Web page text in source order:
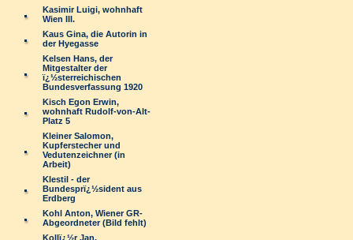
Kasimir Luigi, wohnhaft
Wien III.
Kaus Gina, die Autorin in
der Hyegasse
Kelsen Hans, der
Mitgestalter der
ï¿½sterreichischen
Bundesverfassung 1920
Kisch Egon Erwin,
wohnhaft Rudolf-von-Alt-
Platz 5
Kleiner Salomon,
Kupferstecher und
Vedutenzeichner (in
Arbeit)
Klestil - der
Bundesprï¿½sident aus
Erdberg
Kohl Anton, Wiener GR-
Abgeordneter (Bild fehlt)
Kollï¿½r Jan,